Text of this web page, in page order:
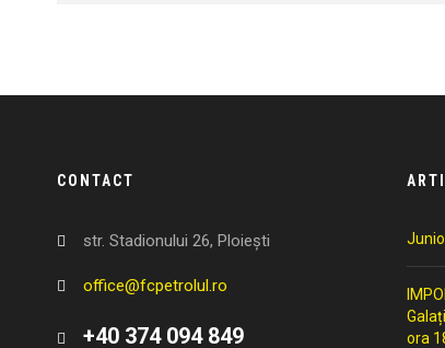
CONTACT
str. Stadionului 26, Ploiești
office@fcpetrolul.ro
+40 374 094 849
ora